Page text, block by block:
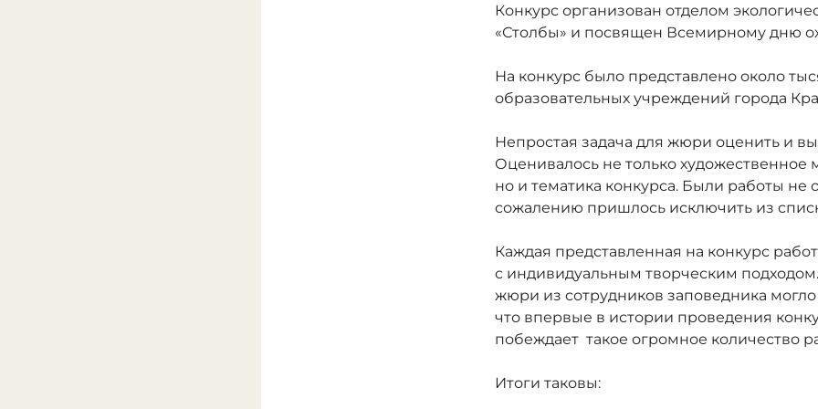
Конкурс организован отделом
«Столбы» и посвящен Всемирному дню
На конкурс было представлено около
образовательных учреждений города
Непростая задача для жюри оценить и
Оценивалось не только художественное
но и тематика конкурса. Были работы не
сожалению пришлось исключить из
Каждая представленная на конкурс
с индивидуальным творческим
жюри из сотрудников заповедника
что впервые в истории проведения
побеждает такое огромное количество
Итоги таковы: